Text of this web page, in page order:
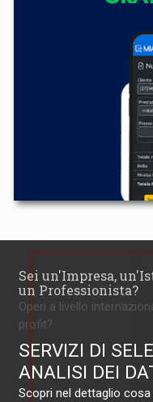
Sei un'Impresa,
un Professionista?
Operi a livello
profit?
SERVIZI DI
ANALISI DEI
Scopri nel dettaglio